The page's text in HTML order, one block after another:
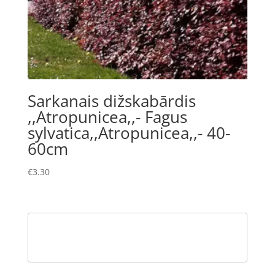
Sarkanais dižskabārdis
,,Atropunicea,,- Fagus
sylvatica,,Atropunicea,,- 40-
60cm
€3.30